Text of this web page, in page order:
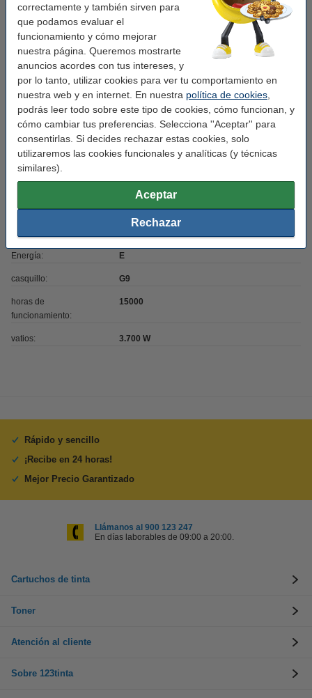
correctamente y también sirven para
que podamos evaluar el
funcionamiento y cómo mejorar
nuestra página. Queremos mostrarte
anuncios acordes con tus intereses, y
por lo tanto, utilizar cookies para ver tu comportamiento en
nuestra web y en internet. En nuestra política de cookies
podrás leer todo sobre este tipo de cookies, cómo funcionan, y
cómo cambiar tus preferencias. Selecciona ''Aceptar'' para
consentirlas. Si decides rechazar estas cookies, solo
utilizaremos las cookies funcionales y analíticas (y técnicas
similares).
Aceptar
Rechazar
Frecuencia de entrada: 50-60Hz
Temperatura de
funcionamiento:
-20 a +45 °C
Tipo: G9
Medidas: 16 x 52 mm
Marca:
Acabado: brillante
Potencia lumínica:
Regulable: no
Energía: E
casquillo: G9
horas de
funcionamiento:
15000
vatios: 3.700 W
Rápido y sencillo
¡Recibe en 24 horas!
Mejor Precio Garantizado
Llámanos al 900 123 247
En días laborables de 09:00 a 20:00.
Cartuchos de tinta
Toner
Atención al cliente
Sobre 123tinta